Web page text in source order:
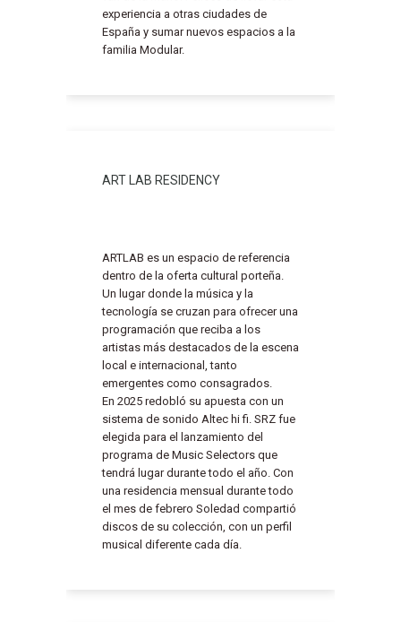
experiencia a otras ciudades de
España y sumar nuevos espacios a la
familia Modular.
ART LAB RESIDENCY
ARTLAB es un espacio de referencia
dentro de la oferta cultural porteña.
Un lugar donde la música y la
tecnología se cruzan para ofrecer una
programación que reciba a los
artistas más destacados de la escena
local e internacional, tanto
emergentes como consagrados.
En 2025 redobló su apuesta con un
sistema de sonido Altec hi fi. SRZ fue
elegida para el lanzamiento del
programa de Music Selectors que
tendrá lugar durante todo el año. Con
una residencia mensual durante todo
el mes de febrero Soledad compartió
discos de su colección, con un perfil
musical diferente cada día.